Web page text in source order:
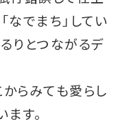
なでまち」してい
りとつながるデ
らみても愛らし
す。